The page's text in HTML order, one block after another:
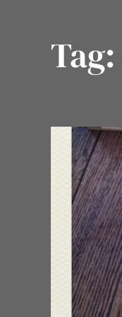
Tag: